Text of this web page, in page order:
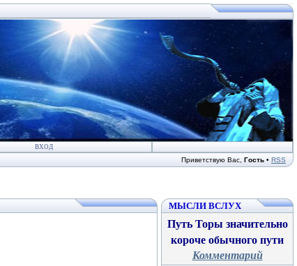
ВХОД
Приветствую Вас Гость • RSS
МЫСЛИ ВСЛУХ
Путь Торы значительно
короче обычного пути
Комментарий